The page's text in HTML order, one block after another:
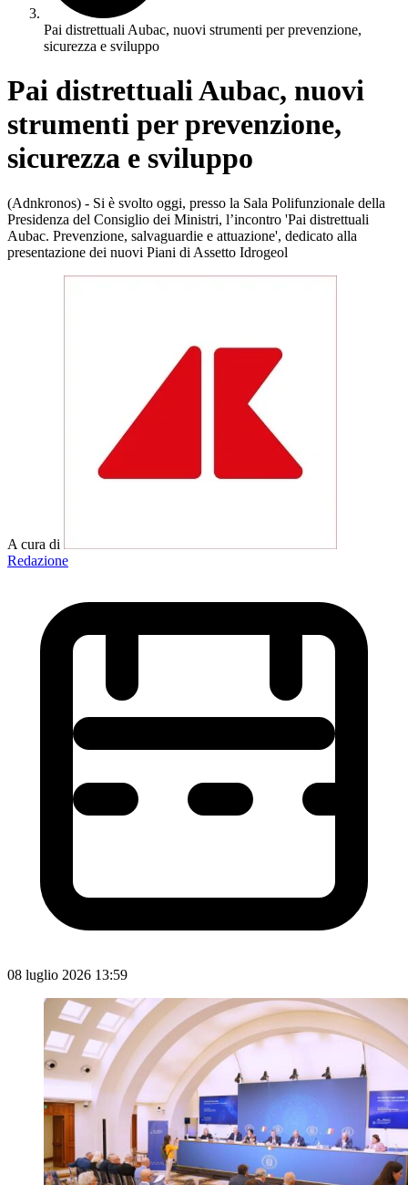
Pai distrettuali Aubac, nuovi strumenti per prevenzione,
sicurezza e sviluppo
Pai distrettuali Aubac, nuovi
strumenti per prevenzione,
sicurezza e sviluppo
(Adnkronos) - Si è svolto oggi, presso la Sala Polifunzionale della
Presidenza del Consiglio dei Ministri, l’incontro 'Pai distrettuali
Aubac. Prevenzione, salvaguardie e attuazione', dedicato alla
presentazione dei nuovi Piani di Assetto Idrogeol
A cura di
Redazione
08 luglio 2026 13:59